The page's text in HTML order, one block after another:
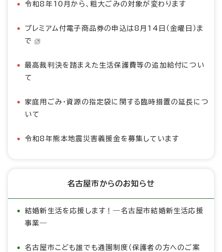
令和8年10月から、粗大ごみの対象が変わります
プレミアム付電子商品券の申込は8月14日（金曜日）ま
で
最高裁判決を踏まえた生活保護費等の追加給付につい
て
家庭用ごみ・資源の指定袋に関する臨時措置の延長につ
いて
令和8年熊本地震災害義援金を募集しています
名古屋市からのお知らせ
結婚新生活を応援します！―名古屋市結婚新生活応援
事業―
名古屋市こども誰でも通園制度（保護者の方へのご案